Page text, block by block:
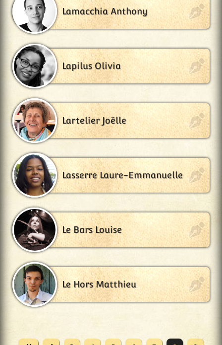
Lamacchia Anthony
Lapilus Olivia
Lartelier Joëlle
Lasserre Laure-Emmanuelle
Le Bars Louise
Le Hors Matthieu